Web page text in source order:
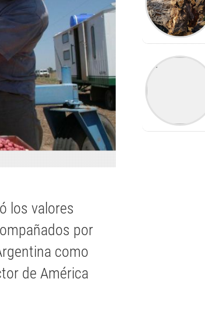
los valores
por
como
de América